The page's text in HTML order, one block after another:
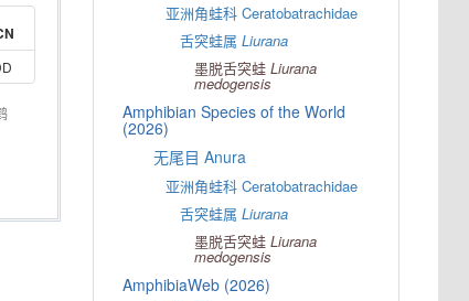
亚洲角蛙科 Ceratobatrachidae
舌突蛙属Liurana
墨脱舌突蛙Liurana
medogensis
Amphibian Species of the World
(2026)
无尾目 Anura
亚洲角蛙科 Ceratobatrachidae
舌突蛙属Liurana
墨脱舌突蛙Liurana
medogensis
AmphibiaWeb (2026)